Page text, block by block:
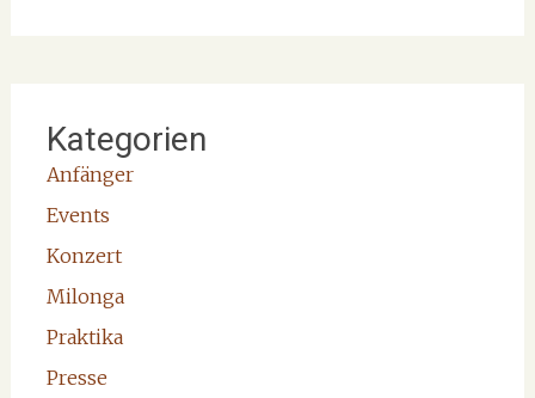
Kategorien
Anfänger
Events
Konzert
Milonga
Praktika
Presse